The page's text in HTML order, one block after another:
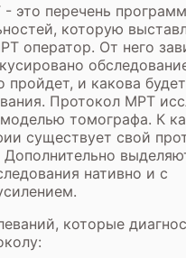
это перечень
которую
оператор. От него
пройдет, и какова
Протокол МРТ
моделью томографа. К
существует свой
Дополнительно
нативно и с
которые